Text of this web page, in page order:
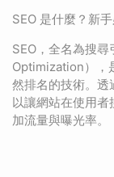
SEO 是什麼？新
SEO，全名為搜
Optimization），
然排名的技術。透
以讓網站在使用
加流量與曝光率。